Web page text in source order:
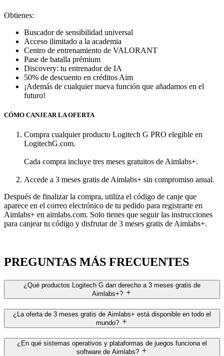
Obtienes:
Buscador de sensibilidad universal
Acceso ilimitado a la academia
Centro de entrenamiento de VALORANT
Pase de batalla prémium
Discovery: tu entrenador de IA
50% de descuento en créditos Aim
¡Además de cualquier nueva función que añadamos en el
futuro!
CÓMO CANJEAR LA OFERTA
Compra cualquier producto Logitech G PRO elegible en
LogitechG.com.
Cada compra incluye tres meses gratuitos de Aimlabs+.
Accede a 3 meses gratis de Aimlabs+ sin compromiso anual.
Después de finalizar la compra, utiliza el código de canje que
aparece en el correo electrónico de tu pedido para registrarte en
Aimlabs+ en aimlabs.com. Solo tienes que seguir las instrucciones
para canjear tu código y disfrutar de 3 meses gratis de Aimlabs+.
PREGUNTAS MÁS FRECUENTES
¿Qué productos Logitech G dan derecho a 3 meses gratis de
Aimlabs+?
¿La oferta de 3 meses gratis de Aimlabs+ está disponible en todo el
mundo?
¿En qué sistemas operativos y plataformas de juegos funciona el
software de Aimlabs?